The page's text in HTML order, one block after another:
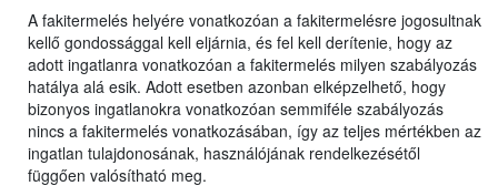
A fakitermelés helyére vonatkozóan a fakitermelésre jogosultnak
kellő gondossággal kell eljárnia, és fel kell derítenie, hogy az
adott ingatlanra vonatkozóan a fakitermelés milyen szabályozás
hatálya alá esik. Adott esetben azonban elképzelhető, hogy
bizonyos ingatlanokra vonatkozóan semmiféle szabályozás
nincs a fakitermelés vonatkozásában, így az teljes mértékben az
ingatlan tulajdonosának, használójának rendelkezésétől
függően valósítható meg.